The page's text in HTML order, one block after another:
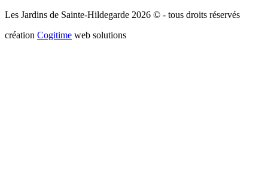
Les Jardins de Sainte-Hildegarde 2026 © - tous droits réservés
création Cogitime web solutions